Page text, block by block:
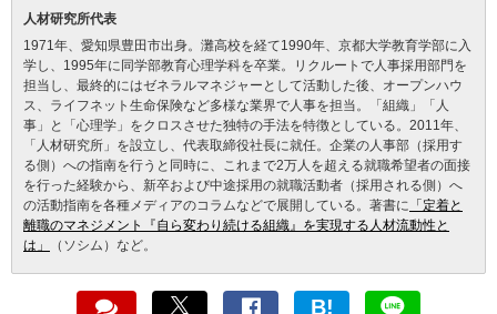
人材研究所代表
1971年、愛知県豊田市出身。灘高校を経て1990年、京都大学教育学部に入
学し、1995年に同学部教育心理学科を卒業。リクルートで人事採用部門を
担当し、最終的にはゼネラルマネジャーとして活動した後、オープンハウ
ス、ライフネット生命保険など多様な業界で人事を担当。「組織」「人
事」と「心理学」をクロスさせた独特の手法を特徴としている。2011年、
「人材研究所」を設立し、代表取締役社長に就任。企業の人事部（採用す
る側）への指南を行うと同時に、これまで2万人を超える就職希望者の面接
を行った経験から、新卒および中途採用の就職活動者（採用される側）へ
の活動指南を各種メディアのコラムなどで展開している。著書に 「定着と
離職のマネジメント『自ら変わり続ける組織』を実現する人材流動性と
は」
（ソシム）など。
B!